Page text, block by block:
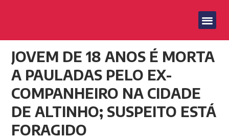
JOVEM DE 18 ANOS É MORTA
A PAULADAS PELO EX-
COMPANHEIRO NA CIDADE
DE ALTINHO; SUSPEITO ESTÁ
FORAGIDO